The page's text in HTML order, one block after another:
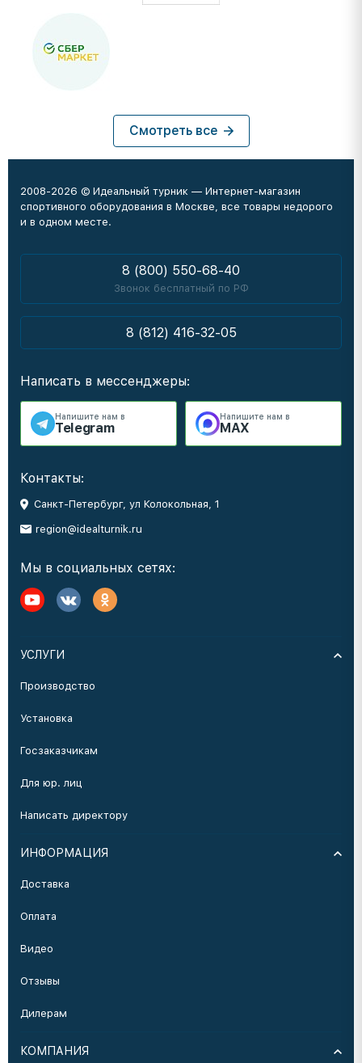
Смотреть все
2008-2026 © Идеальный турник — Интернет-магазин
спортивного оборудования в Москве, все товары недорого
и в одном месте.
8 (800) 550-68-40
Звонок бесплатный по РФ
8 (812) 416-32-05
Написать в мессенджеры:
Напишите нам в
Telegram
Напишите нам в
MAX
Контакты:
Санкт-Петербург, ул Колокольная, 1
region@idealturnik.ru
Мы в социальных сетях:
УСЛУГИ
Производство
Установка
Госзаказчикам
Для юр. лиц
Написать директору
ИНФОРМАЦИЯ
Доставка
Оплата
Видео
Отзывы
Дилерам
КОМПАНИЯ